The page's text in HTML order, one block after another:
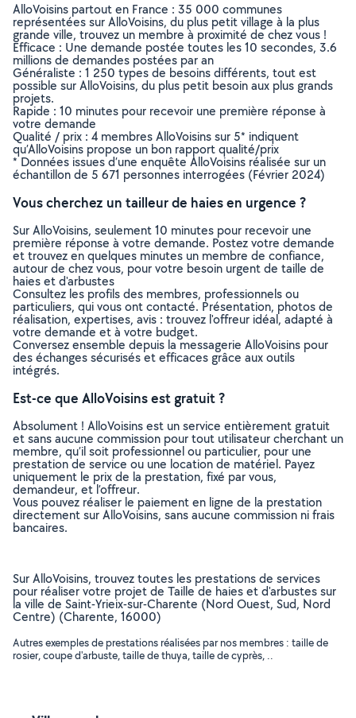
AlloVoisins partout en France : 35 000 communes
représentées sur AlloVoisins, du plus petit village à la plus
grande ville, trouvez un membre à proximité de chez vous !
Efficace : Une demande postée toutes les 10 secondes, 3.6
millions de demandes postées par an
Généraliste : 1 250 types de besoins différents, tout est
possible sur AlloVoisins, du plus petit besoin aux plus grands
projets.
Rapide : 10 minutes pour recevoir une première réponse à
votre demande
Qualité / prix : 4 membres AlloVoisins sur 5* indiquent
qu’AlloVoisins propose un bon rapport qualité/prix
* Données issues d’une enquête AlloVoisins réalisée sur un
échantillon de 5 671 personnes interrogées (Février 2024)
Vous cherchez un tailleur de haies en urgence ?
Sur AlloVoisins, seulement 10 minutes pour recevoir une
première réponse à votre demande. Postez votre demande
et trouvez en quelques minutes un membre de confiance,
autour de chez vous, pour votre besoin urgent de taille de
haies et d'arbustes
Consultez les profils des membres, professionnels ou
particuliers, qui vous ont contacté. Présentation, photos de
réalisation, expertises, avis : trouvez l'offreur idéal, adapté à
votre demande et à votre budget.
Conversez ensemble depuis la messagerie AlloVoisins pour
des échanges sécurisés et efficaces grâce aux outils
intégrés.
Est-ce que AlloVoisins est gratuit ?
Absolument ! AlloVoisins est un service entièrement gratuit
et sans aucune commission pour tout utilisateur cherchant un
membre, qu’il soit professionnel ou particulier, pour une
prestation de service ou une location de matériel. Payez
uniquement le prix de la prestation, fixé par vous,
demandeur, et l’offreur.
Vous pouvez réaliser le paiement en ligne de la prestation
directement sur AlloVoisins, sans aucune commission ni frais
bancaires.
Sur AlloVoisins, trouvez toutes les prestations de services
pour réaliser votre projet de Taille de haies et d'arbustes sur
la ville de Saint-Yrieix-sur-Charente (Nord Ouest, Sud, Nord
Centre) (Charente, 16000)
Autres exemples de prestations réalisées par nos membres : taille de
rosier, coupe d'arbuste, taille de thuya, taille de cyprès, ..